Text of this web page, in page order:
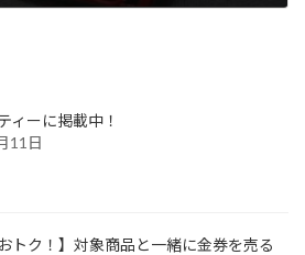
ィーに掲載中！
11日
トク！】対象商品と一緒に金券を売る